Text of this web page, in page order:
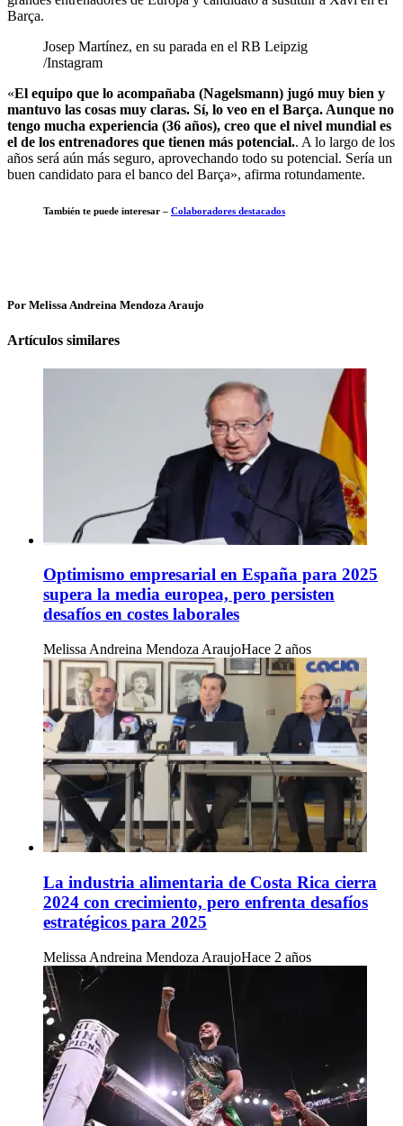
Barça.
Josep Martínez, en su parada en el RB Leipzig
/Instagram
«El equipo que lo acompañaba (Nagelsmann) jugó muy bien y
mantuvo las cosas muy claras. Sí, lo veo en el Barça. Aunque no
tengo mucha experiencia (36 años), creo que el nivel mundial es
el de los entrenadores que tienen más potencial.. A lo largo de los
años será aún más seguro, aprovechando todo su potencial. Sería un
buen candidato para el banco del Barça», afirma rotundamente.
También te puede interesar – Colaboradores destacados
Por Melissa Andreina Mendoza Araujo
Artículos similares
Optimismo empresarial en España para 2025
supera la media europea, pero persisten
desafíos en costes laborales
Melissa Andreina Mendoza AraujoHace 2 años
La industria alimentaria de Costa Rica cierra
2024 con crecimiento, pero enfrenta desafíos
estratégicos para 2025
Melissa Andreina Mendoza AraujoHace 2 años